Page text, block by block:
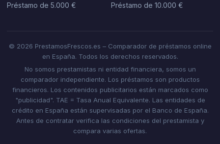
Préstamo de 5.000 €
Préstamo de 10.000 €
© 2026 PrestamosFrescos.es – Comparador de préstamos online
en España. Todos los derechos reservados.
No somos prestamistas ni entidad financiera, somos un
comparador independiente. Los préstamos son productos
financieros. Los contenidos publicitarios están marcados como
"publicidad". TAE = Tasa Anual Equivalente. Las entidades de
crédito en España están supervisadas por el Banco de España.
Antes de contratar verifica las condiciones del prestamista y
compara varias ofertas.